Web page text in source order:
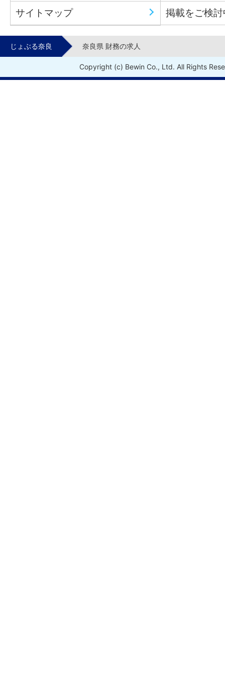
サイトマップ 掲載をご検
じょぶる奈良 奈良県 財務の求人
Copyright (c) Bewin Co., Ltd. All Rights